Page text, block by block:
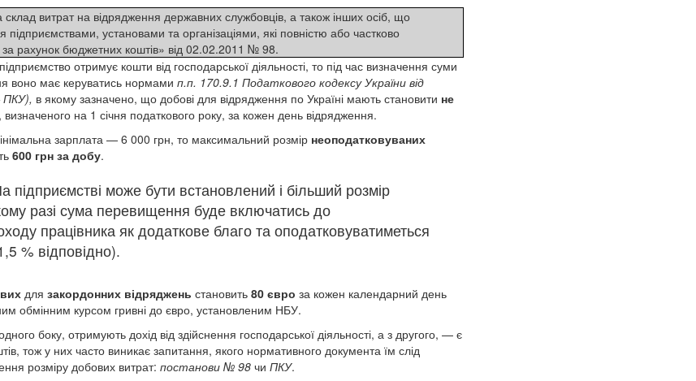
витрат на відрядження державних службовців, а також інших осіб, що
установами та організаціями, які повністю або частково
рахунок бюджетних коштів» від 02.02.2011 № 98.
отримує кошти від господарської діяльності, то під час визначення суми
воно має керуватись нормами п.п. 170.9.1 Податкового кодексу України від
ПКУ), в якому зазначено, що добові для відрядження по Україні мають становити не
визначеного на 1 січня податкового року, за кожен день відрядження.
зарплата — 6 000 грн, то максимальний розмір неоподатковуваних
600 грн за добу.
підприємстві може бути встановлений і більший розмір
разі сума перевищення буде включатись до
працівника як додаткове благо та оподатковуватиметься
% відповідно).
для закордонних відряджень становить 80 євро за кожен календарний день
обмінним курсом гривні до євро, установленим НБУ.
боку, отримують дохід від здійснення господарської діяльності, а з другого, — є
тож у них часто виникає запитання, якого нормативного документа їм слід
розміру добових витрат: постанови № 98чи ПКУ.